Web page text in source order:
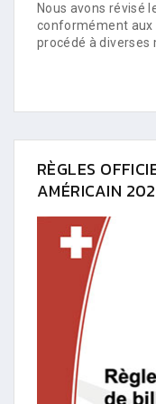
Nous avons révisé
conformément aux
procédé à diverses
RÈGLES
AMÉRICAIN